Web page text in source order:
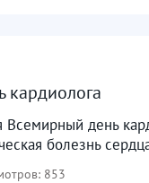
кардиолога
Всемирный день
болезнь
853